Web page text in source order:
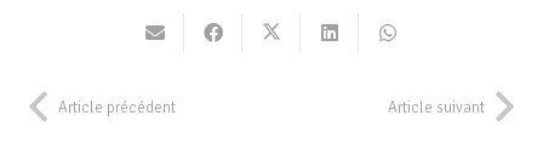
Article précédent Article suivant